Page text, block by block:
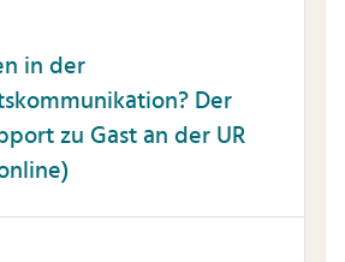
in der
Der
zu Gast an der UR